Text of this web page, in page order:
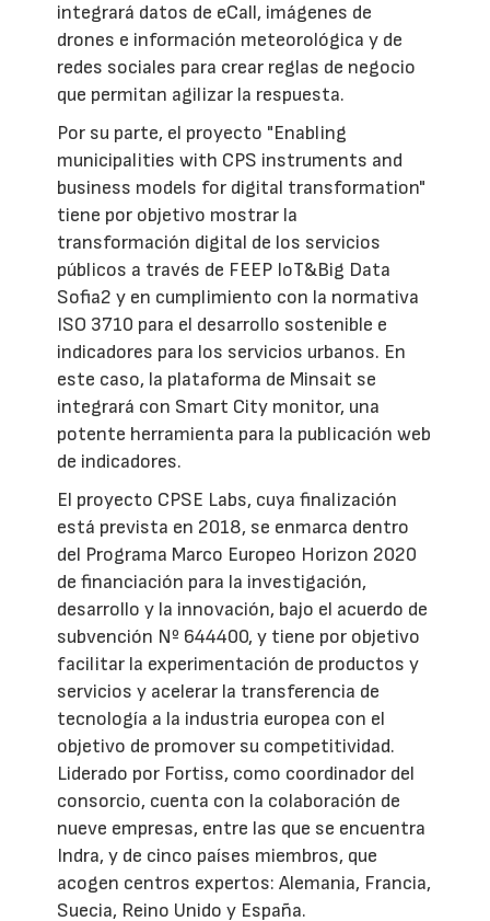
integrará datos de eCall, imágenes de
drones e información meteorológica y de
redes sociales para crear reglas de negocio
que permitan agilizar la respuesta.
Por su parte, el proyecto "Enabling
municipalities with CPS instruments and
business models for digital transformation"
tiene por objetivo mostrar la
transformación digital de los servicios
públicos a través de FEEP IoT&Big Data
Sofia2 y en cumplimiento con la normativa
ISO 3710 para el desarrollo sostenible e
indicadores para los servicios urbanos. En
este caso, la plataforma de Minsait se
integrará con Smart City monitor, una
potente herramienta para la publicación web
de indicadores.
El proyecto CPSE Labs, cuya finalización
está prevista en 2018, se enmarca dentro
del Programa Marco Europeo Horizon 2020
de financiación para la investigación,
desarrollo y la innovación, bajo el acuerdo de
subvención Nº 644400, y tiene por objetivo
facilitar la experimentación de productos y
servicios y acelerar la transferencia de
tecnología a la industria europea con el
objetivo de promover su competitividad.
Liderado por Fortiss, como coordinador del
consorcio, cuenta con la colaboración de
nueve empresas, entre las que se encuentra
Indra, y de cinco países miembros, que
acogen centros expertos: Alemania, Francia,
Suecia, Reino Unido y España.